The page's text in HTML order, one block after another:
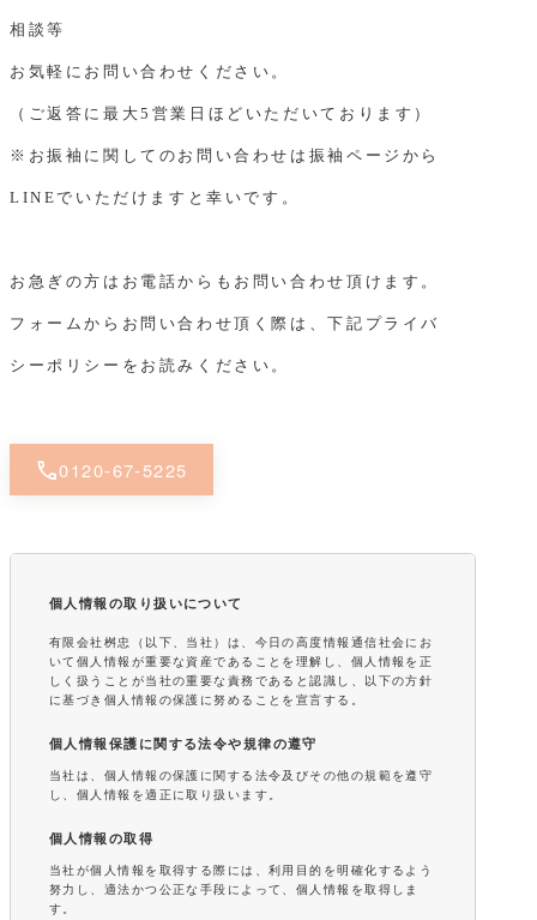
相談等
お気軽にお問い合わせください。
（ご返答に最大5営業日ほどいただいております）
※お振袖に関してのお問い合わせは振袖ページから
LINEでいただけますと幸いです。
お急ぎの方はお電話からもお問い合わせ頂けます。
フォームからお問い合わせ頂く際は、下記プライバ
シーポリシーをお読みください。
call0120-67-5225
個人情報の取り扱いについて
有限会社桝忠（以下、当社）は、今日の高度情報通信社会にお
いて個人情報が重要な資産であることを理解し、個人情報を正
しく扱うことが当社の重要な責務であると認識し、以下の方針
に基づき個人情報の保護に努めることを宣言する。
個人情報保護に関する法令や規律の遵守
当社は、個人情報の保護に関する法令及びその他の規範を遵守
し、個人情報を適正に取り扱います。
個人情報の取得
当社が個人情報を取得する際には、利用目的を明確化するよう
努力し、適法かつ公正な手段によって、個人情報を取得しま
す。